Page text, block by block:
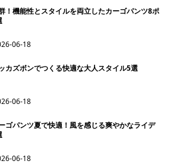
！機能性とスタイルを両立したカーゴパンツ8ポ
06-18
カズボンでつくる快適な大人スタイル5選
06-18
ゴパンツ夏で快適！風を感じる爽やかなライデ
06-18